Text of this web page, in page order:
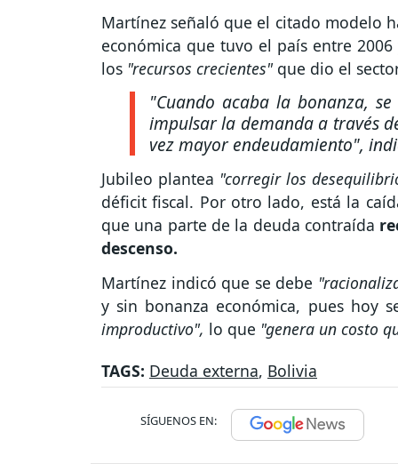
Martínez señaló que el citado modelo
económica que tuvo el país entre 2006
los "recursos crecientes"que dio el
"Cuando acaba la bonanza,
impulsar la demanda a través
vez mayor endeudamiento",
Jubileo plantea "corregir los
déficit fiscal. Por otro lado, está la
que una parte de la deuda contraída
descenso.
Martínez indicó que se debe
y sin bonanza económica, pues hoy
improductivo", lo que "genera un costo
TAGS: Deuda externa, Bolivia
SÍGUENOS EN: